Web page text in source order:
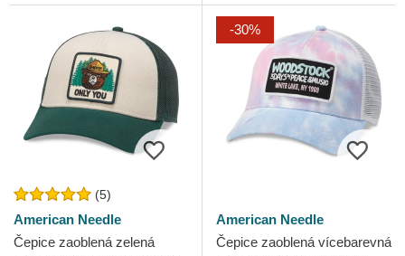
(5)
American Needle
Čepice zaoblená zelená
-30%
American Needle
Čepice zaoblená vícebarevná